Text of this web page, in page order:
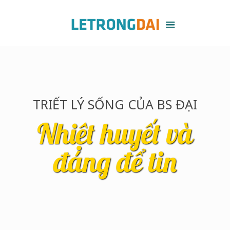
TRIẾT LÝ SỐNG CỦA BS ĐẠI
Nhiệt huyết và
đáng để tin